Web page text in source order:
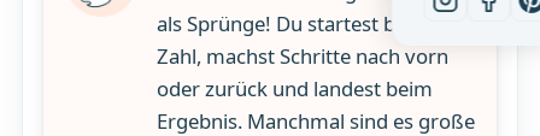
als Sprünge! Du startest bei einer
Zahl, machst Schritte nach vorn
oder zurück und landest beim
Ergebnis. Manchmal sind es große